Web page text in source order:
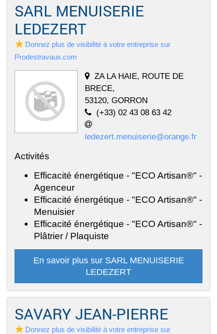
SARL MENUISERIE
LEDEZERT
Donnez plus de visibilité à votre entreprise sur
Prodestravaux.com
ZA LA HAIE, ROUTE DE
BRECE,
53120, GORRON
(+33) 02 43 08 63 42
ledezert.menuiserie@orange.fr
Activités
Efficacité énergétique - "ECO Artisan®" -
Agenceur
Efficacité énergétique - "ECO Artisan®" -
Menuisier
Efficacité énergétique - "ECO Artisan®" -
Plâtrier / Plaquiste
En savoir plus sur SARL MENUISERIE
LEDEZERT
SAVARY JEAN-PIERRE
Donnez plus de visibilité à votre entreprise sur